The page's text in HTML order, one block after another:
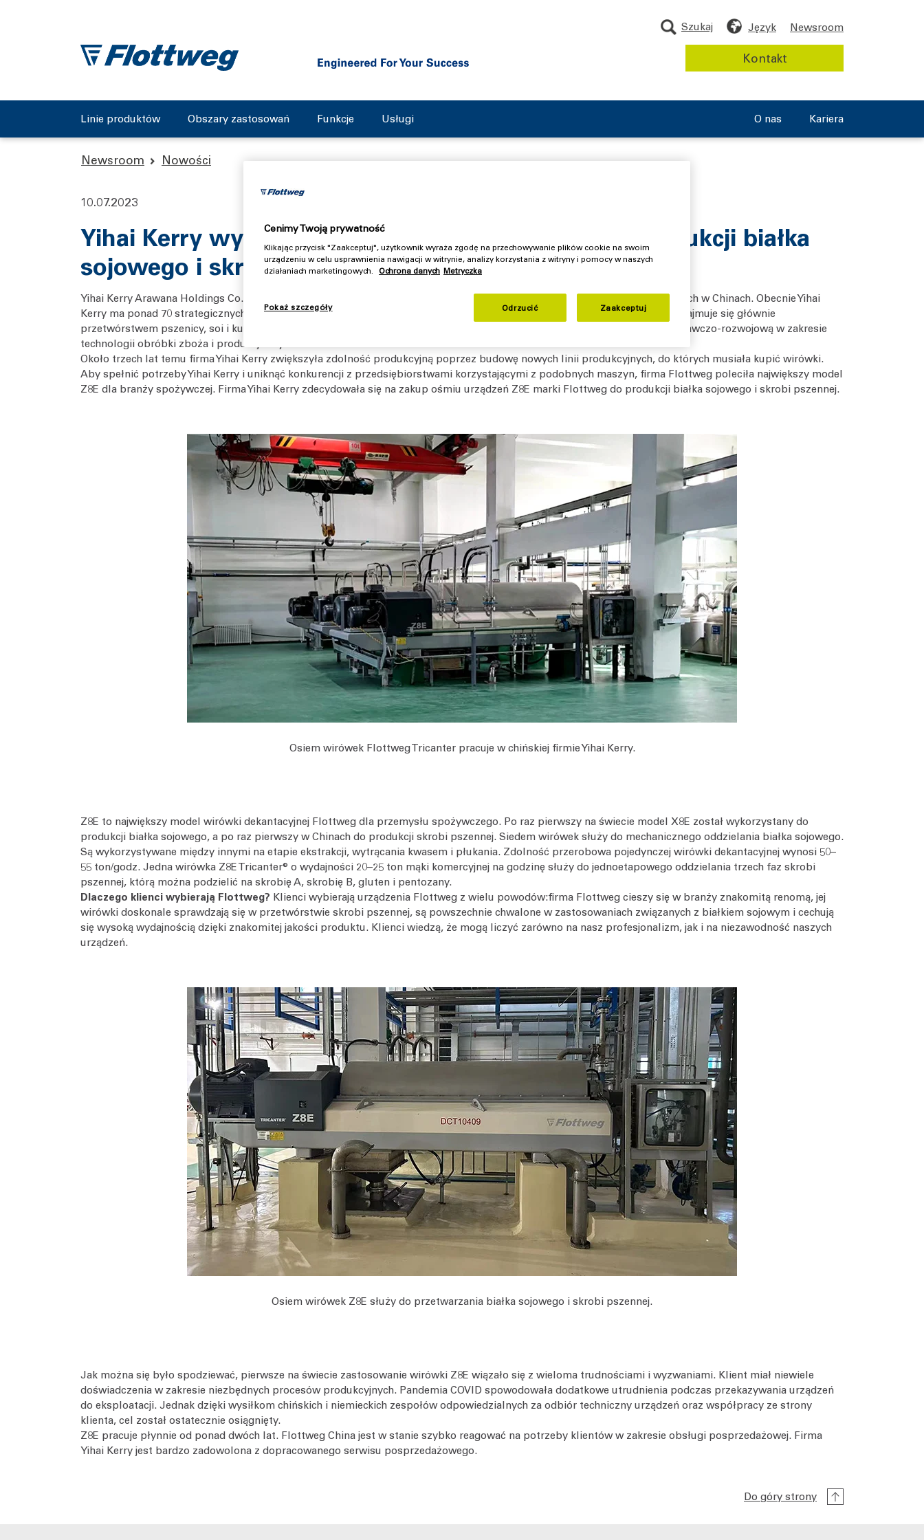
Linie produktów Obszary zastosowań Funkcje Usługi Kariera
O nas
Język Newsroom
Szukaj
Kontakt
Newsroom Nowości
10.07.2023
Yihai Kerry wykorzystuje osiem wirówek Z8E do produkcji białka
sojowego i skrobi pszennej
Yihai Kerry Arawana Holdings Co., Ltd. jest ważnym producentem z branży przetwórstwa produktów rolniczych i spożywczych w Chinach. Obecnie Yihai
Kerry ma ponad 70 strategicznych lokalizacji w Chinach, a kilka kolejnych zakładów powstaje w nowych lokalizacjach. Firma zajmuje się głównie
przetwórstwem pszenicy, soi i kukurydzy, tłoczeniem nasion oleistych, produkcją żywności i napojów oraz działalnością badawczo-rozwojową w zakresie
technologii obróbki zboża i produkcji oleju.
Około trzech lat temu firma Yihai Kerry zwiększyła zdolność produkcyjną poprzez budowę nowych linii produkcyjnych, do których musiała kupić wirówki.
Aby spełnić potrzeby Yihai Kerry i uniknąć konkurencji z przedsiębiorstwami korzystającymi z podobnych maszyn, firma Flottweg poleciła największy model
Z8E dla branży spożywczej. Firma Yihai Kerry zdecydowała się na zakup ośmiu urządzeń Z8E marki Flottweg do produkcji białka sojowego i skrobi pszennej.
Osiem wirówek Flottweg Tricanter pracuje w chińskiej firmie Yihai Kerry.
Z8E to największy model wirówki dekantacyjnej Flottweg dla przemysłu spożywczego. Po raz pierwszy na świecie model X8E został wykorzystany do
produkcji białka sojowego, a po raz pierwszy w Chinach do produkcji skrobi pszennej. Siedem wirówek służy do mechanicznego oddzielania białka sojowego.
Są wykorzystywane między innymi na etapie ekstrakcji, wytrącania kwasem i płukania. Zdolność przerobowa pojedynczej wirówki dekantacyjnej wynosi 50–
55 ton/godz. Jedna wirówka Z8E Tricanter® o wydajności 20–25 ton mąki komercyjnej na godzinę służy do jednoetapowego oddzielania trzech faz skrobi
pszennej, którą można podzielić na skrobię A, skrobię B, gluten i pentozany.
Dlaczego klienci wybierają Flottweg? Klienci wybierają urządzenia Flottweg z wielu powodów:firma Flottweg cieszy się w branży znakomitą renomą, jej
wirówki doskonale sprawdzają się w przetwórstwie skrobi pszennej, są powszechnie chwalone w zastosowaniach związanych z białkiem sojowym i cechują
się wysoką wydajnością dzięki znakomitej jakości produktu. Klienci wiedzą, że mogą liczyć zarówno na nasz profesjonalizm, jak i na niezawodność naszych
urządzeń.
Osiem wirówek Z8E służy do przetwarzania białka sojowego i skrobi pszennej.
Jak można się było spodziewać, pierwsze na świecie zastosowanie wirówki Z8E wiązało się z wieloma trudnościami i wyzwaniami. Klient miał niewiele
doświadczenia w zakresie niezbędnych procesów produkcyjnych. Pandemia COVID spowodowała dodatkowe utrudnienia podczas przekazywania urządzeń
do eksploatacji. Jednak dzięki wysiłkom chińskich i niemieckich zespołów odpowiedzialnych za odbiór techniczny urządzeń oraz współpracy ze strony
klienta, cel został ostatecznie osiągnięty.
Z8E pracuje płynnie od ponad dwóch lat. Flottweg China jest w stanie szybko reagować na potrzeby klientów w zakresie obsługi posprzedażowej. Firma
Yihai Kerry jest bardzo zadowolona z dopracowanego serwisu posprzedażowego.
Do góry strony
Cenimy Twoją prywatność
Klikając przycisk "Zaakceptuj", użytkownik wyraża zgodę na przechowywanie plików cookie na swoim
urządzeniu w celu usprawnienia nawigacji w witrynie, analizy korzystania z witryny i pomocy w naszych
działaniach marketingowych.
Ochrona danych Metryczka
Pokaż szczegóły Odrzucić Zaakceptuj